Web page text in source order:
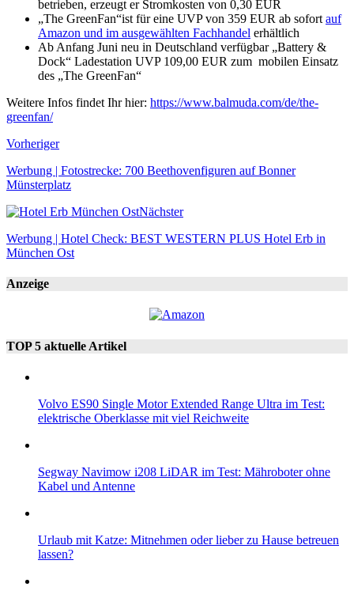
betrieben, erzeugt er Stromkosten von 0,30 EUR
„The GreenFan“ist für eine UVP von 359 EUR ab sofort auf
Amazon und im ausgewählten Fachhandel erhältlich
Ab Anfang Juni neu in Deutschland verfügbar „Battery &
Dock“ Ladestation UVP 109,00 EUR zum mobilen Einsatz
des „The GreenFan“
Weitere Infos findet Ihr hier: https://www.balmuda.com/de/the-
greenfan/
Vorheriger
Werbung | Fotostrecke: 700 Beethovenfiguren auf Bonner
Münsterplatz
Nächster
Werbung | Hotel Check: BEST WESTERN PLUS Hotel Erb in
München Ost
Anzeige
TOP 5 aktuelle Artikel
Volvo ES90 Single Motor Extended Range Ultra im Test:
elektrische Oberklasse mit viel Reichweite
Segway Navimow i208 LiDAR im Test: Mähroboter ohne
Kabel und Antenne
Urlaub mit Katze: Mitnehmen oder lieber zu Hause betreuen
lassen?